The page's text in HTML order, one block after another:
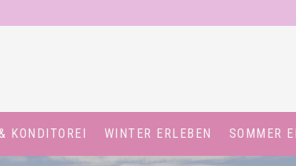
KONDITOREI WINTER ERLEBEN SOMMER